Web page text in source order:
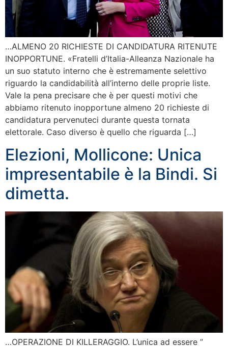
…ALMENO 20 RICHIESTE DI CANDIDATURA RITENUTE
INOPPORTUNE. «Fratelli d’Italia-Alleanza Nazionale ha
un suo statuto interno che è estremamente selettivo
riguardo la candidabilità all’interno delle proprie liste.
Vale la pena precisare che è per questi motivi che
abbiamo ritenuto inopportune almeno 20 richieste di
candidatura pervenuteci durante questa tornata
elettorale. Caso diverso è quello che riguarda […]
Elezioni, Mollicone: Unica
impresentabile è la Bindi. Si
dimetta.
…OPERAZIONE DI KILLERAGGIO. L’unica ad essere ”